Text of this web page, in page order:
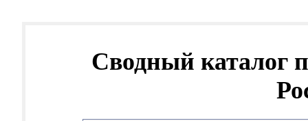
Сводный каталог